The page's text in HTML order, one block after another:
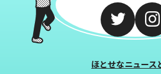
ほとせなニュース